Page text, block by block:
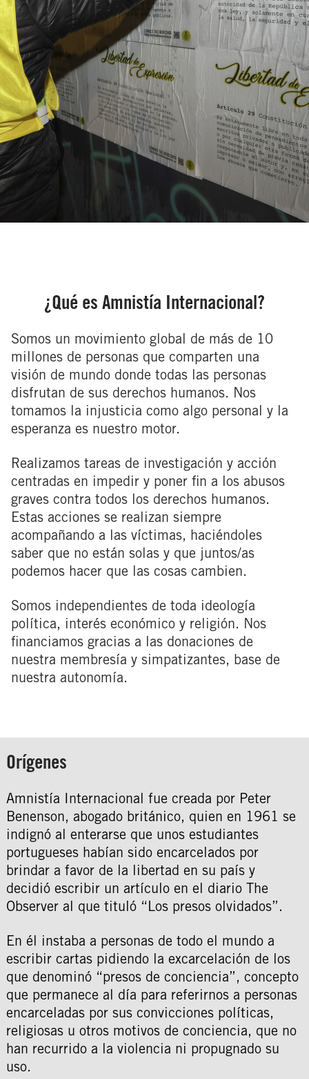
¿Qué es Amnistía Internacional?
Somos un movimiento global de más de 10
millones de personas que comparten una
visión de mundo donde todas las personas
disfrutan de sus derechos humanos. Nos
tomamos la injusticia como algo personal y la
esperanza es nuestro motor.
Realizamos tareas de investigación y acción
centradas en impedir y poner fin a los abusos
graves contra todos los derechos humanos.
Estas acciones se realizan siempre
acompañando a las víctimas, haciéndoles
saber que no están solas y que juntos/as
podemos hacer que las cosas cambien.
Somos independientes de toda ideología
política, interés económico y religión. Nos
financiamos gracias a las donaciones de
nuestra membresía y simpatizantes, base de
nuestra autonomía.
Orígenes
Amnistía Internacional fue creada por Peter
Benenson, abogado británico, quien en 1961 se
indignó al enterarse que unos estudiantes
portugueses habían sido encarcelados por
brindar a favor de la libertad en su país y
decidió escribir un artículo en el diario The
Observer al que tituló “Los presos olvidados”.
En él instaba a personas de todo el mundo a
escribir cartas pidiendo la excarcelación de los
que denominó “presos de conciencia”, concepto
que permanece al día para referirnos a personas
encarceladas por sus convicciones políticas,
religiosas u otros motivos de conciencia, que no
han recurrido a la violencia ni propugnado su
uso.